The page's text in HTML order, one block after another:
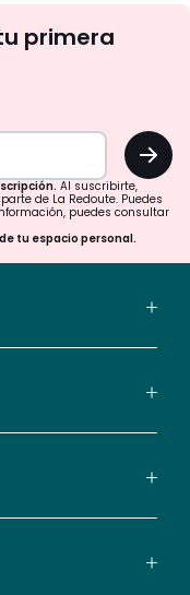
primera
OK
Al suscribirte,
de La Redoute. Puedes
puedes consultar
tu espacio personal.